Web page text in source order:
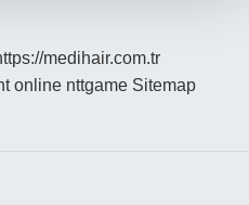
medihair.com.tr
online nttgame Sitemap